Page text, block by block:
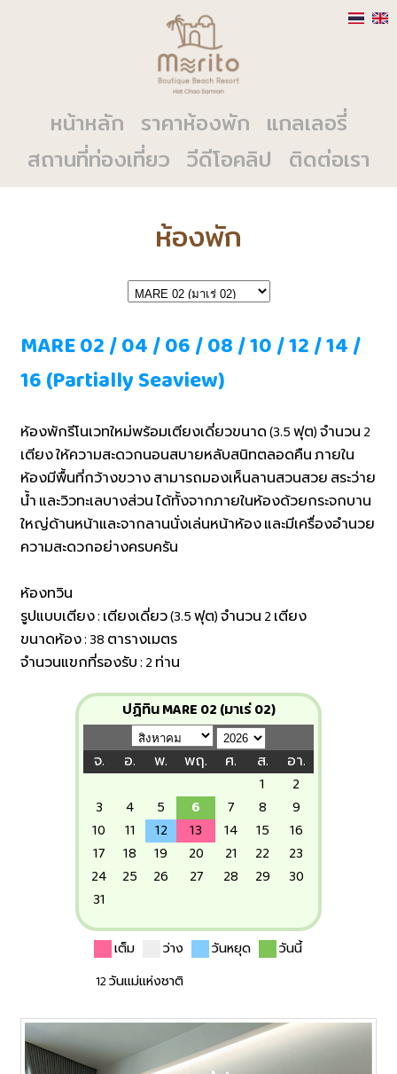
หน้าหลัก ราคาห้องพัก แกลเลอรี่
สถานที่ท่องเที่ยว วีดีโอคลิป ติดต่อเรา
ห้องพัก
MARE 02 / 04 / 06 / 08 / 10 / 12 / 14 /
16 (Partially Seaview)
ห้องพักรีโนเวทใหม่พร้อมเตียงเดี่ยวขนาด (3.5 ฟุต) จำนวน 2
เตียง ให้ความสะดวกนอนสบายหลับสนิทตลอดคืน ภายใน
ห้องมีพื้นที่กว้างขวาง สามารถมองเห็นลานสวนสวย สระว่าย
น้ำ และวิวทะเลบางส่วน ได้ทั้งจากภายในห้องด้วยกระจกบาน
ใหญ่ด้านหน้าและจากลานนั่งเล่นหน้าห้อง และมีเครื่องอำนวย
ความสะดวกอย่างครบครัน
ห้องทวิน
รูปแบบเตียง : เตียงเดี่ยว (3.5 ฟุต) จำนวน 2 เตียง
ขนาดห้อง : 38 ตารางเมตร
จำนวนแขกที่รองรับ : 2 ท่าน
ปฏิทิน MARE 02 (มาเร่ 02)
จ. อ. พ. พฤ. ศ. ส.
อา.
1
2
3
4 5 6 7 8
9
10
11 12 13 14 15
16
17
18 19 20 21 22
23
24
25 26 27 28 29
30
31
เต็ม ว่าง วันหยุด
วันนี้
12 วันแม่แห่งชาติ